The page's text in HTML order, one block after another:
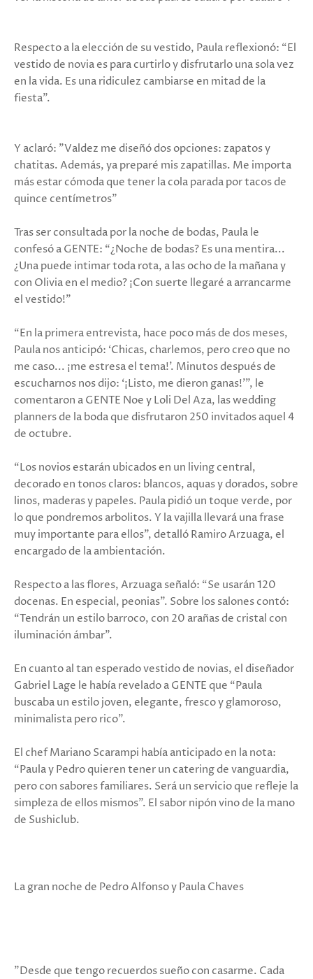
Respecto a la elección de su vestido, Paula reflexionó: “El
vestido de novia es para curtirlo y disfrutarlo una sola vez
en la vida. Es una ridiculez cambiarse en mitad de la
fiesta".
Y aclaró: "Valdez me diseñó dos opciones: zapatos y
chatitas. Además, ya preparé mis zapatillas. Me importa
más estar cómoda que tener la cola parada por tacos de
quince centímetros"
Tras ser consultada por la noche de bodas, Paula le
confesó a GENTE: “¿Noche de bodas? Es una mentira...
¿Una puede intimar toda rota, a las ocho de la mañana y
con Olivia en el medio? ¡Con suerte llegaré a arrancarme
el vestido!”
“En la primera entrevista, hace poco más de dos meses,
Paula nos anticipó: ‘Chicas, charlemos, pero creo que no
me caso... ¡me estresa el tema!’. Minutos después de
escucharnos nos dijo: ‘¡Listo, me dieron ganas!’”, le
comentaron a GENTE Noe y Loli Del Aza, las wedding
planners de la boda que disfrutaron 250 invitados aquel 4
de octubre.
“Los novios estarán ubicados en un living central,
decorado en tonos claros: blancos, aquas y dorados, sobre
linos, maderas y papeles. Paula pidió un toque verde, por
lo que pondremos arbolitos. Y la vajilla llevará una frase
muy importante para ellos”, detalló Ramiro Arzuaga, el
encargado de la ambientación.
Respecto a las flores, Arzuaga señaló: “Se usarán 120
docenas. En especial, peonias”. Sobre los salones contó:
“Tendrán un estilo barroco, con 20 arañas de cristal con
iluminación ámbar”.
En cuanto al tan esperado vestido de novias, el diseñador
Gabriel Lage le había revelado a GENTE que “Paula
buscaba un estilo joven, elegante, fresco y glamoroso,
minimalista pero rico”.
El chef Mariano Scarampi había anticipado en la nota:
“Paula y Pedro quieren tener un catering de vanguardia,
pero con sabores familiares. Será un servicio que refleje la
simpleza de ellos mismos”. El sabor nipón vino de la mano
de Sushiclub.
La gran noche de Pedro Alfonso y Paula Chaves
"Desde que tengo recuerdos sueño con casarme. Cada